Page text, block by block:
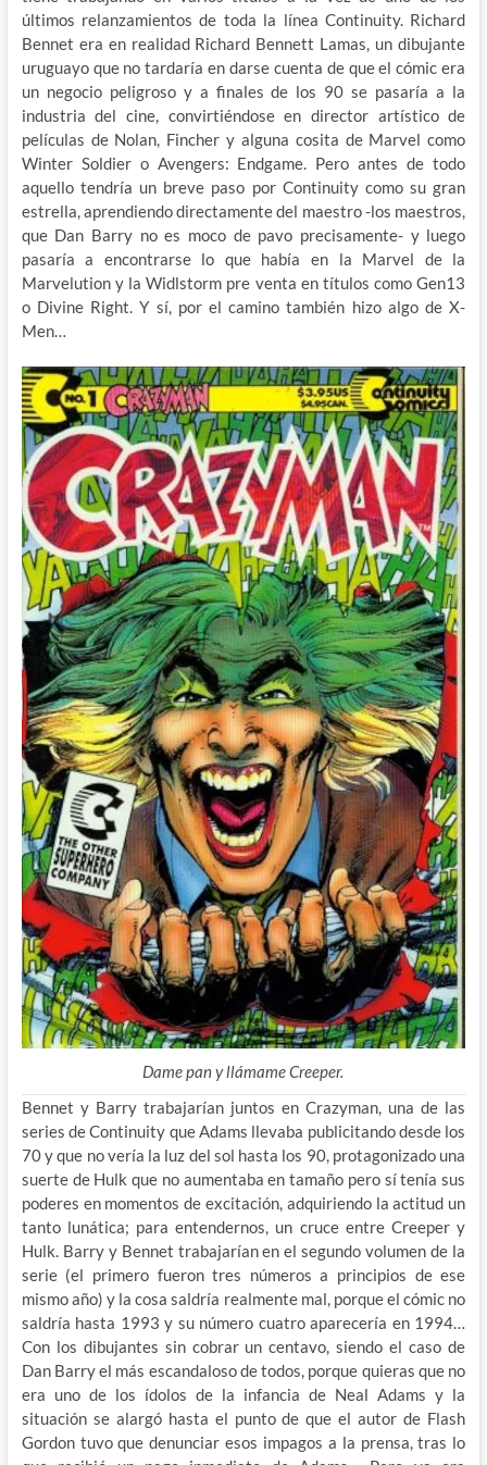
últimos relanzamientos de toda la línea Continuity. Richard
Bennet era en realidad Richard Bennett Lamas, un dibujante
uruguayo que no tardaría en darse cuenta de que el cómic era
un negocio peligroso y a finales de los 90 se pasaría a la
industria del cine, convirtiéndose en director artístico de
películas de Nolan, Fincher y alguna cosita de Marvel como
Winter Soldier o Avengers: Endgame. Pero antes de todo
aquello tendría un breve paso por Continuity como su gran
estrella, aprendiendo directamente del maestro -los maestros,
que Dan Barry no es moco de pavo precisamente- y luego
pasaría a encontrarse lo que había en la Marvel de la
Marvelution y la Widlstorm pre venta en títulos como Gen13
o Divine Right. Y sí, por el camino también hizo algo de X-
Men…
Dame pan y llámame Creeper.
Bennet y Barry trabajarían juntos en Crazyman, una de las
series de Continuity que Adams llevaba publicitando desde los
70 y que no vería la luz del sol hasta los 90, protagonizado una
suerte de Hulk que no aumentaba en tamaño pero sí tenía sus
poderes en momentos de excitación, adquiriendo la actitud un
tanto lunática; para entendernos, un cruce entre Creeper y
Hulk. Barry y Bennet trabajarían en el segundo volumen de la
serie (el primero fueron tres números a principios de ese
mismo año) y la cosa saldría realmente mal, porque el cómic no
saldría hasta 1993 y su número cuatro aparecería en 1994…
Con los dibujantes sin cobrar un centavo, siendo el caso de
Dan Barry el más escandaloso de todos, porque quieras que no
era uno de los ídolos de la infancia de Neal Adams y la
situación se alargó hasta el punto de que el autor de Flash
Gordon tuvo que denunciar esos impagos a la prensa, tras lo